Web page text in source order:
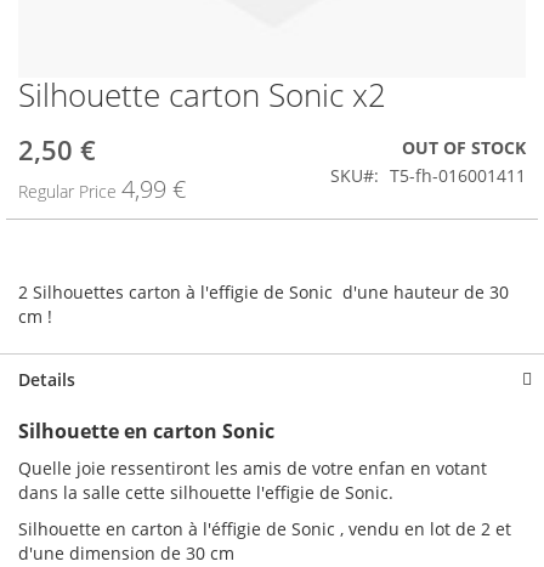
Skip
to
the
beginning
of
Silhouette carton Sonic x2
Special
Price
2,50 €
Regular Price 4,99 €
OUT OF STOCK
SKU
T5-fh-016001411
2 Silhouettes carton à l'effigie de Sonic d'une hauteur de 30
cm !
Details
Silhouette en carton Sonic
Quelle joie ressentiront les amis de votre enfan en votant
dans la salle cette silhouette l'effigie de Sonic.
Silhouette en carton à l'éffigie de Sonic , vendu en lot de 2 et
d'une dimension de 30 cm